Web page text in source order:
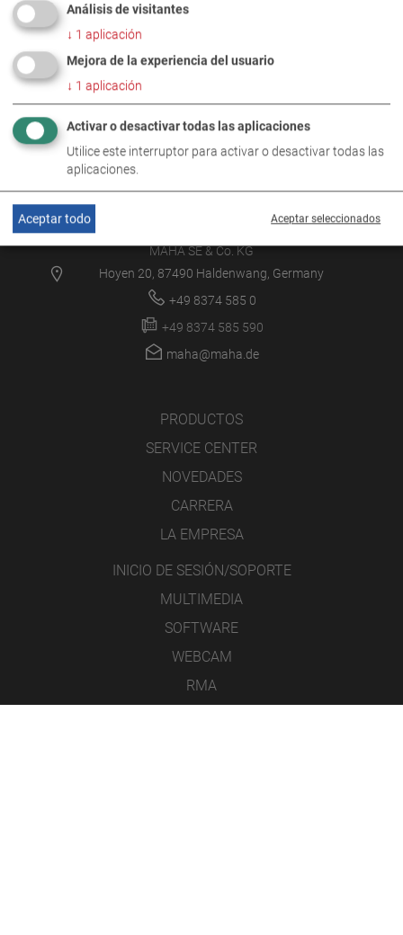
MAHA SE & Co. KG
Hoyen 20, 87490 Haldenwang, Germany
+49 8374 585 0
+49 8374 585 590
maha@maha.de
PRODUCTOS
SERVICE CENTER
NOVEDADES
CARRERA
LA EMPRESA
INICIO DE SESIÓN/SOPORTE
MULTIMEDIA
SOFTWARE
WEBCAM
RMA
Análisis de visitantes
↓ 1 aplicación
Mejora de la experiencia del usuario
↓ 1 aplicación
Activar o desactivar todas las aplicaciones
Utilice este interruptor para activar o desactivar todas las
aplicaciones.
Aceptar seleccionados
Aceptar todo